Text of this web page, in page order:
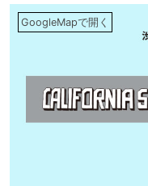
GoogleMapで開く